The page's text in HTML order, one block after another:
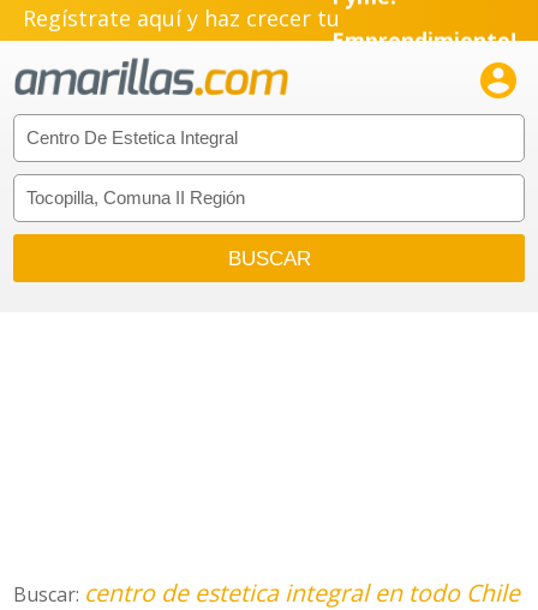
Regístrate aquí y haz crecer tuEmprendimiento!

Buscar: centro de estetica integral en todo Chile